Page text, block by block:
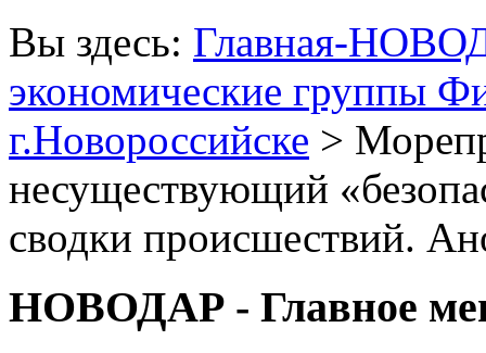
Вы здесь: Главная-
экономические группы
г.Новороссийске >
несуществующий
сводки происшествий.
НОВОДАР - Главное